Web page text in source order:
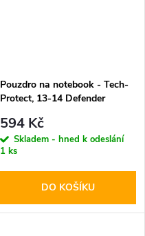
Pouzdro na notebook - Tech-
Protect, 13-14 Defender
594 Kč
Skladem - hned k odeslání
1 ks
DO KOŠÍKU